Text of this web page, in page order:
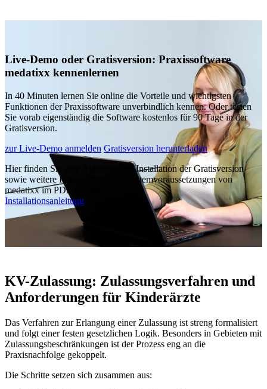
Live-Demo oder Gratisversion: Praxissoftware
medatixx kennenlernen
In 40 Minuten lernen Sie online die Vorteile und wichtigsten
Funktionen der Praxissoftware unverbindlich kennen. Oder testen
Sie vorab eigenständig die Software kostenlos für 90 Tage in der
Gratisversion.
zur Live-Demo anmelden Gratisversion herunterladen
Hier finden Sie eine Anleitung zur Installation der Gratisversion
sowie weitere Informationen zu Systemvoraussetzungen von
medatixx im PDF-Format:
Installationsanleitung
KV-Zulassung: Zulassungsverfahren und
Anforderungen für Kinderärzte
Das Verfahren zur Erlangung einer Zulassung ist streng formalisiert
und folgt einer festen gesetzlichen Logik. Besonders in Gebieten mit
Zulassungsbeschränkungen ist der Prozess eng an die
Praxisnachfolge gekoppelt.
Die Schritte setzen sich zusammen aus: